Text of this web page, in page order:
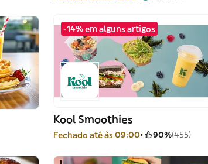
-14% em alguns artigos
Kool Smoothies
Fechado até às 09:00 90%(455)